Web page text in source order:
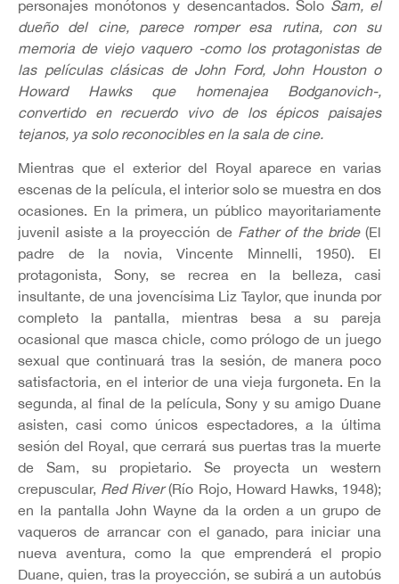
personajes monótonos y desencantados. Solo Sam, el
dueño del cine, parece romper esa rutina, con su
memoria de viejo vaquero -como los protagonistas de
las películas clásicas de John Ford, John Houston o
Howard Hawks que homenajea Bodganovich-,
convertido en recuerdo vivo de los épicos paisajes
tejanos, ya solo reconocibles en la sala de cine.
Mientras que el exterior del Royal aparece en varias
escenas de la película, el interior solo se muestra en dos
ocasiones. En la primera, un público mayoritariamente
juvenil asiste a la proyección de Father of the bride(El
padre de la novia, Vincente Minnelli, 1950). El
protagonista, Sony, se recrea en la belleza, casi
insultante, de una jovencísima Liz Taylor, que inunda por
completo la pantalla, mientras besa a su pareja
ocasional que masca chicle, como prólogo de un juego
sexual que continuará tras la sesión, de manera poco
satisfactoria, en el interior de una vieja furgoneta. En la
segunda, al final de la película, Sony y su amigo Duane
asisten, casi como únicos espectadores, a la última
sesión del Royal, que cerrará sus puertas tras la muerte
de Sam, su propietario. Se proyecta un western
crepuscular, Red River(Río Rojo, Howard Hawks, 1948);
en la pantalla John Wayne da la orden a un grupo de
vaqueros de arrancar con el ganado, para iniciar una
nueva aventura, como la que emprenderá el propio
Duane, quien, tras la proyección, se subirá a un autobús